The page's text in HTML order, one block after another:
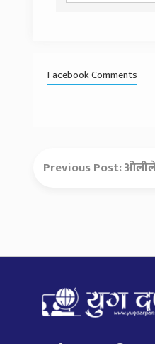
Facebook Comments
Previous Post:ओलीले